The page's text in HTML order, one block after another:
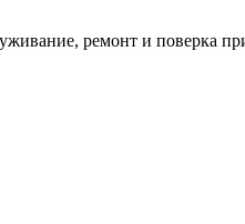
ремонт и поверка